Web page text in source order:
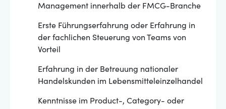
Management innerhalb der FMCG-Branche
Erste Führungserfahrung oder Erfahrung in
der fachlichen Steuerung von Teams von
Vorteil
Erfahrung in der Betreuung nationaler
Handelskunden im Lebensmitteleinzelhandel
Kenntnisse im Product-, Category- oder